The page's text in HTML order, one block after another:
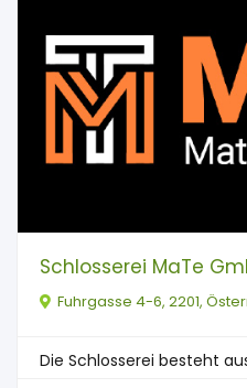
Schlosserei MaTe
Fuhrgasse 4-6, 2201,
Die Schlosserei besteht